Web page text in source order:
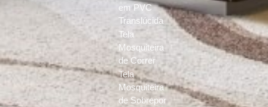
em PVC
Translúcida
Tela
Mosquiteira
de Correr
Tela
Mosquiteira
de Sobrepor